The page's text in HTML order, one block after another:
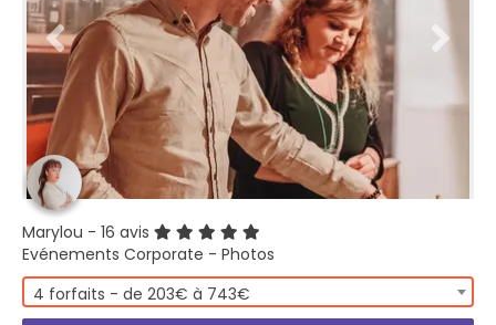
Marylou - 16 avis
Evénements Corporate - Photos
4 forfaits - de 203€ à 743€